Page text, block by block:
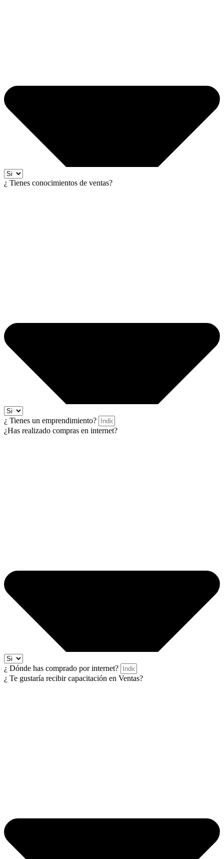
¿ Tienes conocimientos de ventas?
¿ Tienes un emprendimiento?
¿Has realizado compras en internet?
¿ Dónde has comprado por internet?
¿ Te gustaría recibir capacitación en Ventas?